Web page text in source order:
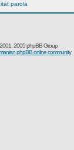
parola
2005 phpBB Group
phpBB online community